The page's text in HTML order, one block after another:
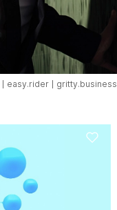
easy.rider gritty.business